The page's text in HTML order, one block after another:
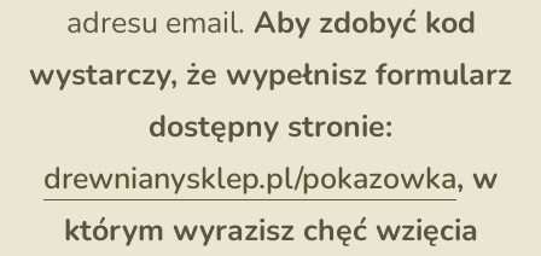
adresu email. Aby zdobyć kod
wystarczy, że wypełnisz formularz
dostępny stronie:
drewnianysklep.pl/pokazowka, w
którym wyrazisz chęć wzięcia